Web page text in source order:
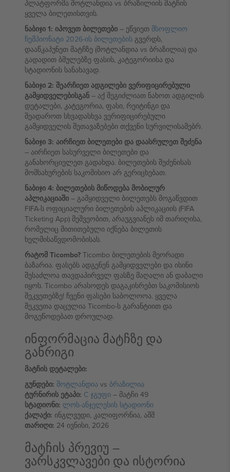
პლატფორმა შოტლანდია vs ბრაზილიის მატჩის
ყველა ბილეთისთვის.
ნაბიჯი 1: იპოვეთ ბილეთები – ეწვიეთ მსოფლიო
ჩემპიონატი 2026-ის ბილეთების გვერდს,
დააწკაპუნეთ მატჩზე (შოტლანდია vs ბრაზილია) და
გადადით ბმულებზე ფასის, კატეგორიისა და
სტადიონის სანახავად.
ნაბიჯი 2: შეარჩიეთ ადგილები ვერიფიცირებული
გამყიდველებისგან – აქ შეგიძლიათ ნახოთ ადგილის
დეტალები, კატეგორია, ფასი, რეიტინგი და
შეადაროთ სხვადასხვა ვერიფიცირებული
გამყიდველის შეთავაზებები თქვენი სურვილისამებრ.
ნაბიჯი 3: აირჩიეთ ბილეთები და დაასრულეთ შეძენა
– აირჩიეთ სასურველი ბილეთები და
განახორციელეთ გადახდა. ბილეთების შეძენისას
მომსახურების საკომისიო არ გერიცხებათ.
ნაბიჯი 4: ბილეთების მიწოდება მობილურ
აპლიკაციაში – გამყიდველი ბილეთებს მოგაწვდით
FIFA-ს ოფიციალური ბილეთების აპლიკაციის (FIFA
Ticketing App) მეშვეობით, არაუგვიანეს იმ თარიღისა,
რომელიც მითითებული იქნება ბილეთის
ხელმისაწვდომობისას.
რატომ Ticombo? Ticombo ბილეთების მეორადი
ბაზარია. ფასებს ადგენენ გამყიდველები და ისინი
შესაძლოა თავდაპირველ ფასზე მაღალი ან დაბალი
იყოს. Ticombo არასოდეს დაგაკისრებთ საკომისიოს
შეკვეთებზე! ჩვენი ფასები საბოლოოა. ყველა
შეკვეთა დაცულია Ticombo-ს გარანტიით და
მოგეწოდებათ დროულად.
ინფორმაცია მატჩზე და
განრიგი
მატჩის დეტალები:
გუნდები: შოტლანდია vs ბრაზილია
ტურნირის ეტაპი: C ჯგუფი – მატჩი 49
სტადიონი: ლოს-ანჯელესის სტადიონი
ქალაქი: ინგლვუდი, კალიფორნია, აშშ
თარიღი: 24 ივნისი, 2026
მატჩის პრევიუ –
ვარსკვლავები და ისტორია